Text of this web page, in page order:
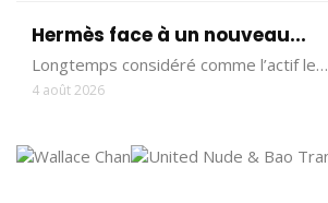
Hermès face à un nouveau...
Longtemps considéré comme l’actif le…
4 août 2026